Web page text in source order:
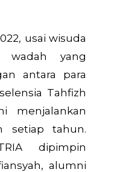
usai wisuda
wadah yang
antara para
Tahfizh
menjalankan
setiap tahun.
dipimpin
alumni